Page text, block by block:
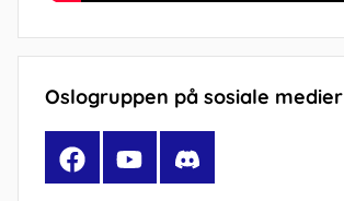
Oslogruppen på sosiale medier
FacebookYouTubeDiscord